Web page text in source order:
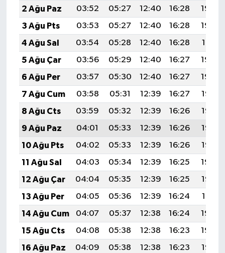
2 Ağu Paz
03:52 05:27 12:40 16:28
19:43
3 Ağu Pts
03:53 05:27 12:40 16:28
19:42
4 Ağu Sal
03:54 05:28 12:40 16:28
19:41
5 Ağu Çar
03:56 05:29 12:40 16:27
19:40
6 Ağu Per
03:57 05:30 12:40 16:27
19:39
7 Ağu Cum
03:58 05:31 12:39 16:27
19:38
8 Ağu Cts
03:59 05:32 12:39 16:26
19:37
9 Ağu Paz
04:01 05:33 12:39 16:26
19:36
10 Ağu Pts
04:02 05:33 12:39 16:26
19:35
11 Ağu Sal
04:03 05:34 12:39 16:25
19:34
12 Ağu Çar
04:04 05:35 12:39 16:25
19:32
13 Ağu Per
04:05 05:36 12:39 16:24
19:31
14 Ağu Cum
04:07 05:37 12:38 16:24
19:30
15 Ağu Cts
04:08 05:38 12:38 16:23
19:29
16 Ağu Paz
04:09 05:38 12:38 16:23
19:28